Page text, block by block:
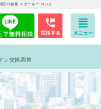
応の鍵屋 スターキー ロック
ン交換調整